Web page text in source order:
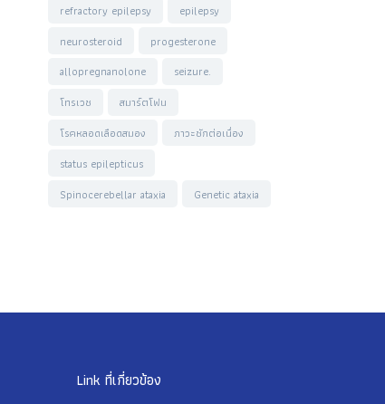
refractory epilepsy
epilepsy
neurosteroid
progesterone
allopregnanolone
seizure.
โทรเวช
สมาร์ตโฟน
โรคหลอดเลือดสมอง
ภาวะชักต่อเนื่อง
status epilepticus
Spinocerebellar ataxia
Genetic ataxia
Link ที่เกี่ยวข้อง